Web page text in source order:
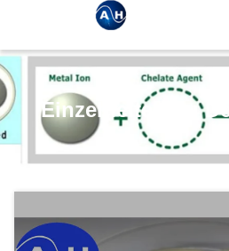
Einzelheiten Zu